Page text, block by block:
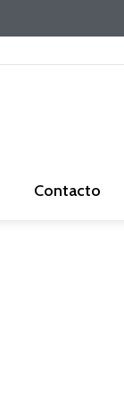
Contacto